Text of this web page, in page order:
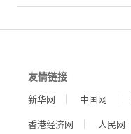
友情链接
新华网 中国网
香港经济网
人民网